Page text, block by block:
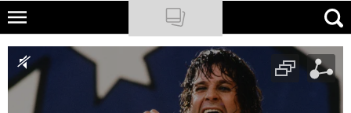
Skip
main
content
NATIONAL GEOGRAPHIC
TRAVELER